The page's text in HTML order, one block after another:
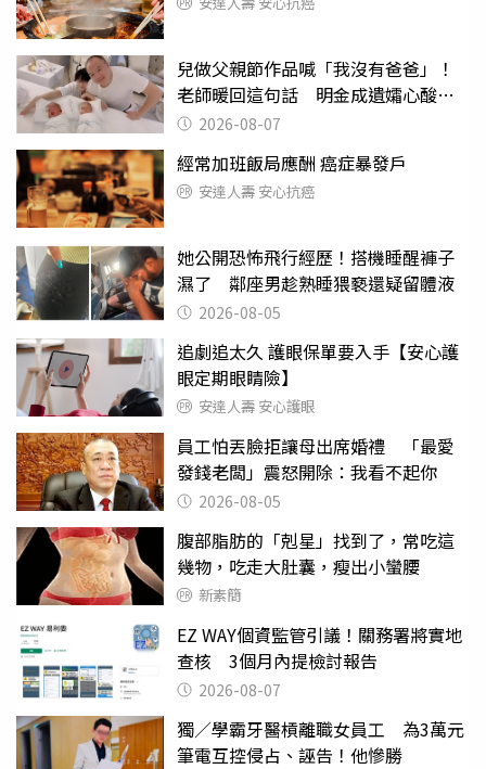
兒做父親節作品喊「我沒有爸爸」！
老師暖回這句話 明金成遺孀心酸惹
淚 2026-08-07
經常加班飯局應酬 癌症暴發戶
安達人壽 安心抗癌
她公開恐怖飛行經歷！搭機睡醒褲子
濕了 鄰座男趁熟睡猥褻還疑留體液
2026-08-05
追劇追太久 護眼保單要入手【安心護
眼定期眼睛險】
安達人壽 安心護眼
員工怕丟臉拒讓母出席婚禮 「最愛
發錢老闆」震怒開除：我看不起你
2026-08-05
腹部脂肪的「剋星」找到了，常吃這
幾物，吃走大肚囊，瘦出小蠻腰
新素簡
EZ WAY個資監管引議！關務署將實地
查核 3個月內提檢討報告
2026-08-07
獨／學霸牙醫槓離職女員工 為3萬元
筆電互控侵占、誣告！他慘勝